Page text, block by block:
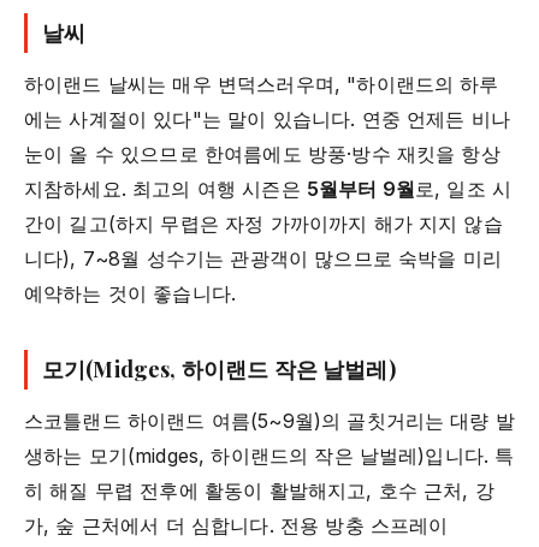
날씨
하이랜드 날씨는 매우 변덕스러우며, "하이랜드의 하루
에는 사계절이 있다"는 말이 있습니다. 연중 언제든 비나
눈이 올 수 있으므로 한여름에도 방풍·방수 재킷을 항상
지참하세요. 최고의 여행 시즌은 5월부터 9월로, 일조 시
간이 길고(하지 무렵은 자정 가까이까지 해가 지지 않습
니다), 7~8월 성수기는 관광객이 많으므로 숙박을 미리
예약하는 것이 좋습니다.
모기(Midges, 하이랜드 작은 날벌레)
스코틀랜드 하이랜드 여름(5~9월)의 골칫거리는 대량 발
생하는 모기(midges, 하이랜드의 작은 날벌레)입니다. 특
히 해질 무렵 전후에 활동이 활발해지고, 호수 근처, 강
가, 숲 근처에서 더 심합니다. 전용 방충 스프레이